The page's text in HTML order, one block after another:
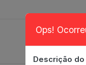
Ops!
Descrição